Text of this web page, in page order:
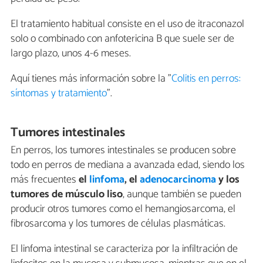
El tratamiento habitual consiste en el uso de itraconazol
solo o combinado con anfotericina B que suele ser de
largo plazo, unos 4-6 meses.
Aquí tienes más información sobre la "Colitis en perros:
síntomas y tratamiento".
Tumores intestinales
En perros, los tumores intestinales se producen sobre
todo en perros de mediana a avanzada edad, siendo los
más frecuentesel linfoma, eladenocarcinomay los
tumores de músculo liso, aunque también se pueden
producir otros tumores como el hemangiosarcoma, el
fibrosarcoma y los tumores de células plasmáticas.
El linfoma intestinal se caracteriza por la infiltración de